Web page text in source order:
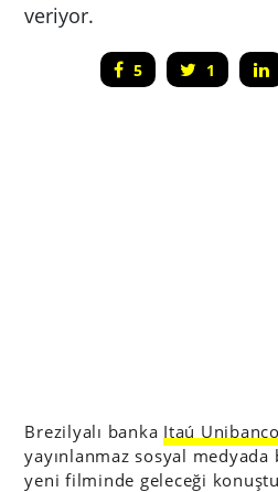
veriyor.
5 1
Brezilyalı banka Itaú Unibanco
yayınlanmaz sosyal
yeni filminde geleceği